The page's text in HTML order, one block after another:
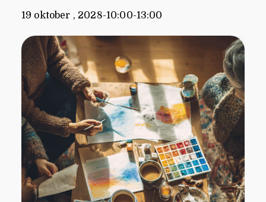
19 oktober , 2028-10:00-13:00